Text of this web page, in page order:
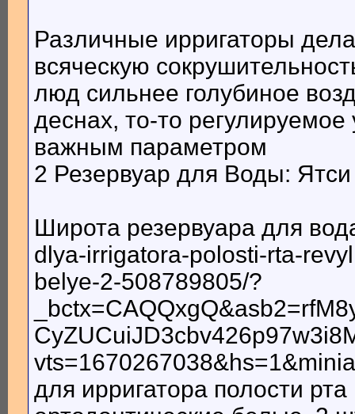
Различные ирригаторы
всяческую
люд сильнее голубиное
деснах, то-то регулируемое
важным параметром
2 Резервуар для Воды:
Широта резервуара для
dlya-irrigatora-polosti-rta-
belye-2-508789805/?
для ирригатора полости